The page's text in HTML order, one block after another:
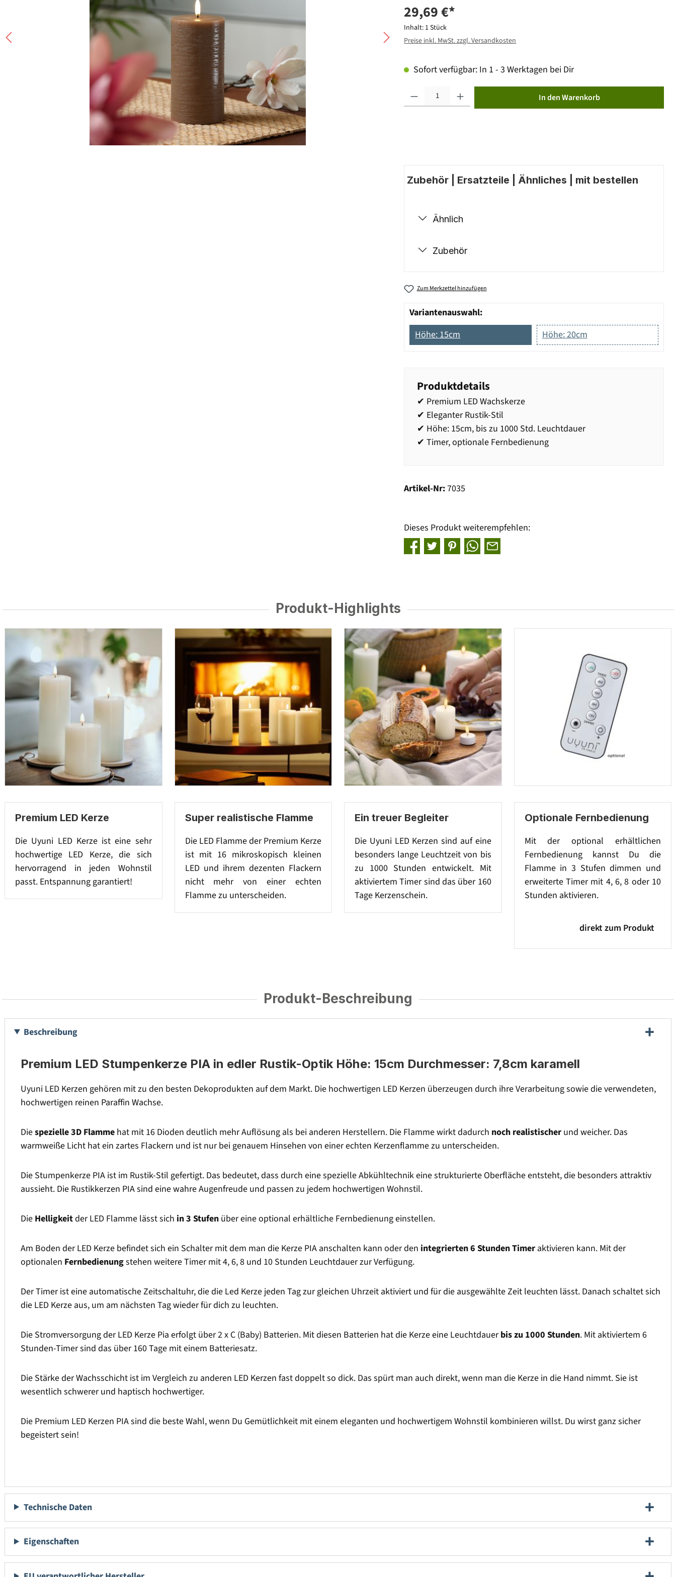
29,69 €*
Inhalt: 1 Stück
Preise inkl. MwSt. zzgl. Versandkosten
Sofort verfügbar: In 1 - 3 Werktagen bei Dir
In den Warenkorb
Zubehör | Ersatzteile | Ähnliches | mit bestellen
Ähnlich
Zubehör
Zum Merkzettel hinzufügen
Variantenauswahl:
Höhe: 15cm
Höhe: 20cm
Produktdetails
✔ Premium LED Wachskerze
✔ Eleganter Rustik-Stil
✔ Höhe: 15cm, bis zu 1000 Std. Leuchtdauer
✔ Timer, optionale Fernbedienung
Artikel-Nr:7035
Dieses Produkt weiterempfehlen:
Produkt-Highlights
Premium LED Kerze
Die Uyuni LED Kerze ist eine sehr
hochwertige LED Kerze, die sich
hervorragend in jeden Wohnstil
passt. Entspannung garantiert!
Super realistische Flamme
Die LED Flamme der Premium Kerze
ist mit 16 mikroskopisch kleinen
LED und ihrem dezenten Flackern
nicht mehr von einer echten
Flamme zu unterscheiden.
Ein treuer Begleiter
Die Uyuni LED Kerzen sind auf eine
besonders lange Leuchtzeit von bis
zu 1000 Stunden entwickelt. Mit
aktiviertem Timer sind das über 160
Tage Kerzenschein.
Optionale Fernbedienung
Mit der optional erhältlichen
Fernbedienung kannst Du die
Flamme in 3 Stufen dimmen und
erweiterte Timer mit 4, 6, 8 oder 10
Stunden aktivieren.
direkt zum Produkt
Produkt-Beschreibung
Beschreibung
Premium LED Stumpenkerze PIA in edler Rustik-Optik Höhe: 15cm Durchmesser: 7,8cm karamell
Uyuni LED Kerzen gehören mit zu den besten Dekoprodukten auf dem Markt. Die hochwertigen LED Kerzen überzeugen durch ihre Verarbeitung sowie die verwendeten,
hochwertigen reinen Paraffin Wachse.
Diespezielle 3D Flamme hat mit 16 Dioden deutlich mehr Auflösung als bei anderen Herstellern. Die Flamme wirkt dadurch noch realistischer und weicher. Das
warmweiße Licht hat ein zartes Flackern und ist nur bei genauem Hinsehen von einer echten Kerzenflamme zu unterscheiden.
Die Stumpenkerze PIA ist im Rustik-Stil gefertigt. Das bedeutet, dass durch eine spezielle Abkühltechnik eine strukturierte Oberfläche entsteht, die besonders attraktiv
aussieht. Die Rustikkerzen PIA sind eine wahre Augenfreude und passen zu jedem hochwertigen Wohnstil.
Die Helligkeitder LED Flamme lässt sich in 3 Stufen über eine optional erhältliche Fernbedienung einstellen.
Am Boden der LED Kerze befindet sich ein Schalter mit dem man die Kerze PIA anschalten kann oder den integrierten 6 Stunden Timer aktivieren kann. Mit der
optionalen Fernbedienungstehen weitere Timer mit 4, 6, 8 und 10 Stunden Leuchtdauer zur Verfügung.
Der Timer ist eine automatische Zeitschaltuhr, die die Led Kerze jeden Tag zur gleichen Uhrzeit aktiviert und für die ausgewählte Zeit leuchten lässt. Danach schaltet sich
die LED Kerze aus, um am nächsten Tag wieder für dich zu leuchten.
Die Stromversorgung der LED Kerze Pia erfolgt über 2 x C (Baby) Batterien. Mit diesen Batterien hat die Kerze eine Leuchtdauerbis zu 1000 Stunden. Mit aktiviertem 6
Stunden-Timer sind das über 160 Tage mit einem Batteriesatz.
Die Stärke der Wachsschicht ist im Vergleich zu anderen LED Kerzen fast doppelt so dick. Das spürt man auch direkt, wenn man die Kerze in die Hand nimmt. Sie ist
wesentlich schwerer und haptisch hochwertiger.
Die Premium LED Kerzen PIA sind die beste Wahl, wenn Du Gemütlichkeit mit einem eleganten und hochwertigem Wohnstil kombinieren willst. Du wirst ganz sicher
begeistert sein!
Technische Daten
Eigenschaften